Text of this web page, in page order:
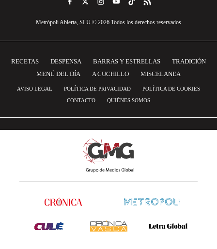
Metrópoli Abierta, SLU © 2026 Todos los derechos reservados
RECETAS DESPENSA BARRAS Y ESTRELLAS
TRADICIÓN
MENÚ DEL DÍA
A CUCHILLO MISCELANEA
AVISO LEGAL POLÍTICA DE PRIVACIDAD
POLÍTICA DE COOKIES
CONTACTO
QUIÉNES SOMOS